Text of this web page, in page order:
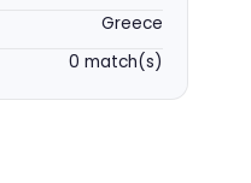
Greece
0 match(s)